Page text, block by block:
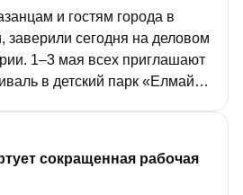
и гостям города в
заверили сегодня на деловом
1–3 мая всех приглашают
в детский парк «Елмай»,
сокращенная рабочая